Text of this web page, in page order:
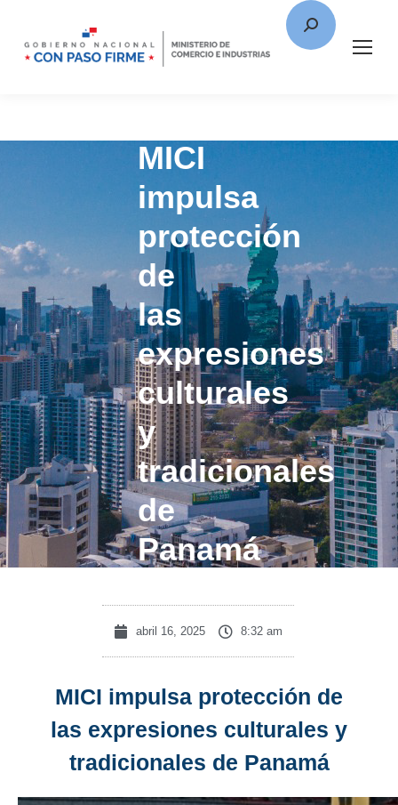
MICI
impulsa
protección
de
las
expresiones
culturales
y
tradicionales
de
Panamá
abril 16, 2025 8:32 am
MICI impulsa protección de
las expresiones culturales y
tradicionales de Panamá